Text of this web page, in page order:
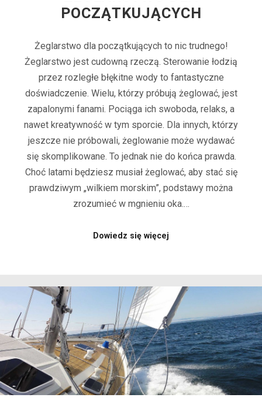
POCZĄTKUJĄCYCH
Żeglarstwo dla początkujących to nic trudnego!
Żeglarstwo jest cudowną rzeczą. Sterowanie łodzią
przez rozległe błękitne wody to fantastyczne
doświadczenie. Wielu, którzy próbują żeglować, jest
zapalonymi fanami. Pociąga ich swoboda, relaks, a
nawet kreatywność w tym sporcie. Dla innych, którzy
jeszcze nie próbowali, żeglowanie może wydawać
się skomplikowane. To jednak nie do końca prawda.
Choć latami będziesz musiał żeglować, aby stać się
prawdziwym „wilkiem morskim”, podstawy można
zrozumieć w mgnieniu oka.…
Dowiedz się więcej